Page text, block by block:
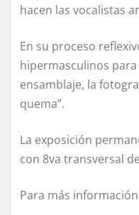
hacen las vocalistas
En su proceso
hipermasculinos
ensamblaje, la
quema”.
La exposición
con 8va transversal
Para más